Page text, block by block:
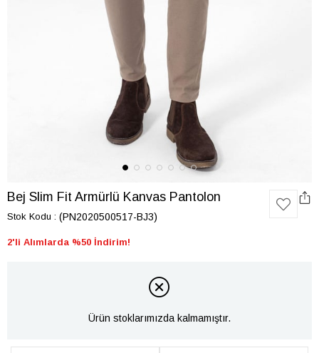
Bej Slim Fit Armürlü Kanvas Pantolon
Stok Kodu (PN2020500517-BJ3)
2'li Alımlarda %50 İndirim!
Ürün stoklarımızda kalmamıştır.